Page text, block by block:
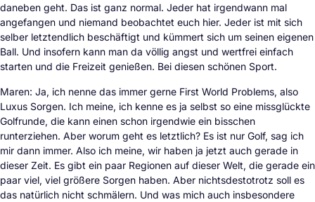
daneben geht. Das ist ganz normal. Jeder hat irgendwann mal
angefangen und niemand beobachtet euch hier. Jeder ist mit sich
selber letztendlich beschäftigt und kümmert sich um seinen eigenen
Ball. Und insofern kann man da völlig angst und wertfrei einfach
starten und die Freizeit genießen. Bei diesen schönen Sport.
Maren: Ja, ich nenne das immer gerne First World Problems, also
Luxus Sorgen. Ich meine, ich kenne es ja selbst so eine missglückte
Golfrunde, die kann einen schon irgendwie ein bisschen
runterziehen. Aber worum geht es letztlich? Es ist nur Golf, sag ich
mir dann immer. Also ich meine, wir haben ja jetzt auch gerade in
dieser Zeit. Es gibt ein paar Regionen auf dieser Welt, die gerade ein
paar viel, viel größere Sorgen haben. Aber nichtsdestotrotz soll es
das natürlich nicht schmälern. Und was mich auch insbesondere